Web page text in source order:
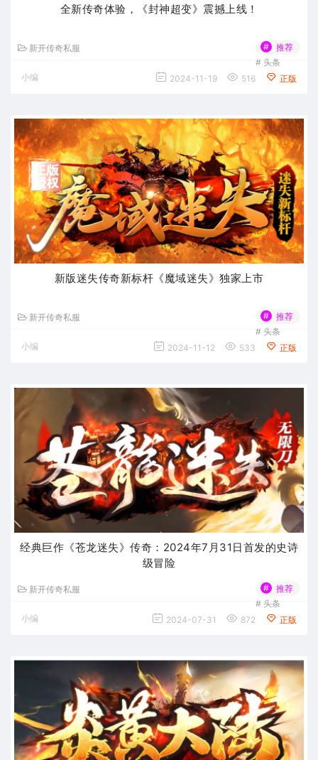
全新传奇体验，《封神超变》震撼上线！
新开传奇私服 #
推荐
# 头条
小编
2024-11-19 516 正版
新版迷失传奇新标杆《魔域迷失》独家上市
新开传奇私服 #
推荐
# 头条
小编
2024-11-12 533 正版
经典巨作《苍龙迷失》传奇：2024年7月31日首发的史诗
级冒险
新开传奇私服 #
推荐
# 头条
小编
2024-07-31 872 正版